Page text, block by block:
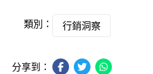
類別： 行銷洞察
分享到：